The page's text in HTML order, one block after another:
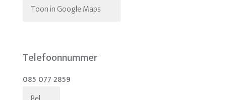
Toon in Google Maps
Telefoonnummer
085 077 2859